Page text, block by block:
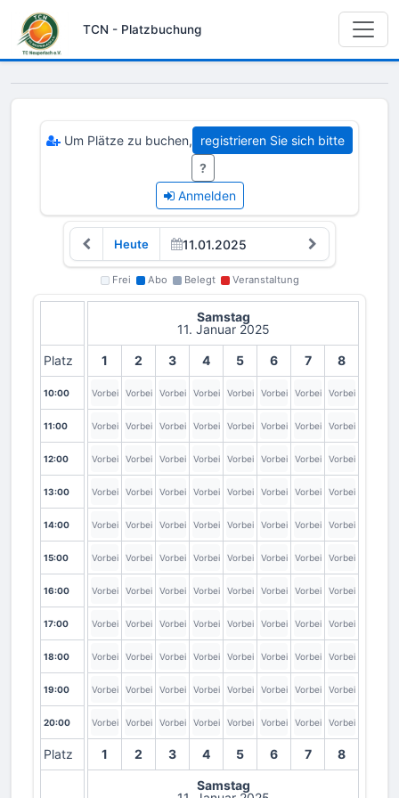
TCN - Platzbuchung
Um Plätze zu buchen,
registrieren Sie sich bitte
?
Anmelden
Heute
Frei Abo Belegt Veranstaltung
Platz
10:00
11:00
12:00
13:00
14:00
15:00
16:00
17:00
18:00
19:00
20:00
Platz
Samstag
11. Januar 2025
1 2 3 4 5 6 7 8
Vorbei Vorbei Vorbei Vorbei Vorbei Vorbei Vorbei Vorbei
Vorbei Vorbei Vorbei Vorbei Vorbei Vorbei Vorbei Vorbei
Vorbei Vorbei Vorbei Vorbei Vorbei Vorbei Vorbei Vorbei
Vorbei Vorbei Vorbei Vorbei Vorbei Vorbei Vorbei Vorbei
Vorbei Vorbei Vorbei Vorbei Vorbei Vorbei Vorbei Vorbei
Vorbei Vorbei Vorbei Vorbei Vorbei Vorbei Vorbei Vorbei
Vorbei Vorbei Vorbei Vorbei Vorbei Vorbei Vorbei Vorbei
Vorbei Vorbei Vorbei Vorbei Vorbei Vorbei Vorbei Vorbei
Vorbei Vorbei Vorbei Vorbei Vorbei Vorbei Vorbei Vorbei
Vorbei Vorbei Vorbei Vorbei Vorbei Vorbei Vorbei Vorbei
Vorbei Vorbei Vorbei Vorbei Vorbei Vorbei Vorbei Vorbei
1 2 3 4 5 6 7 8
Samstag